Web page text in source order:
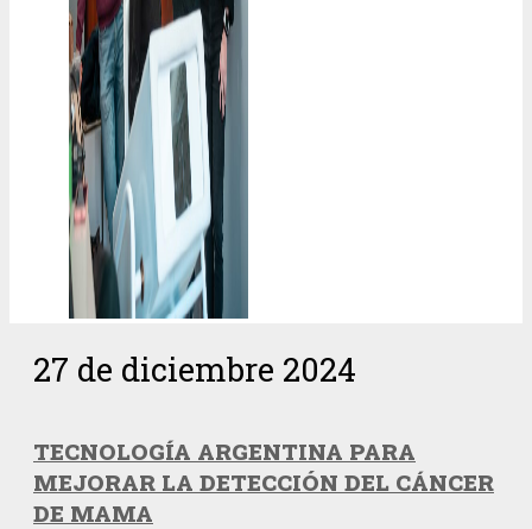
27 de diciembre 2024
TECNOLOGÍA ARGENTINA PARA
MEJORAR LA DETECCIÓN DEL CÁNCER
DE MAMA